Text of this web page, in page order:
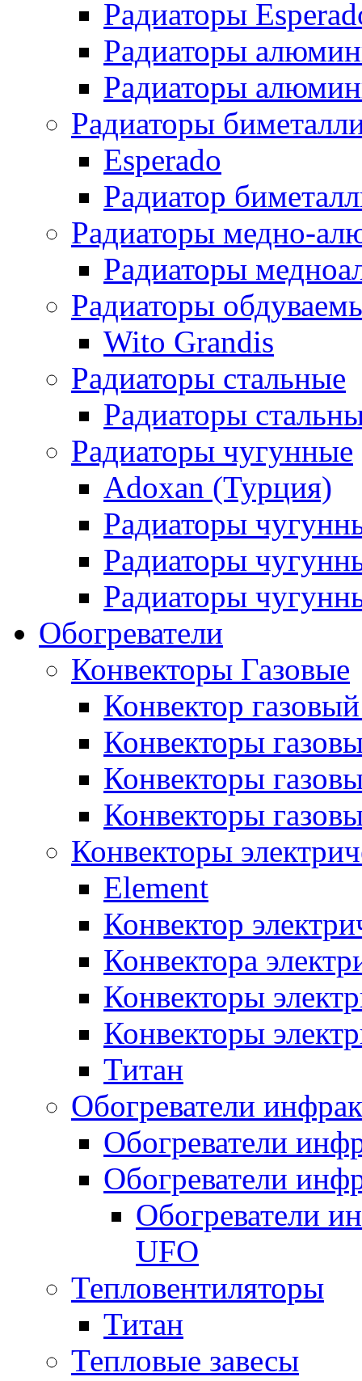
Радиаторы
Радиаторы
Радиаторы
Радиаторы
Esperado
Радиатор
Радиаторы медно-
Радиаторы
Радиаторы
Wito Grandis
Радиаторы стальные
Радиаторы
Радиаторы чугунные
Adoxan (Турция)
Радиаторы
Радиаторы
Радиаторы
Обогреватели
Конвекторы Газовые
Конвектор
Конвекторы
Конвекторы
Конвекторы
Конвекторы
Element
Конвектор
Конвектора
Конвекторы
Конвекторы
Титан
Обогреватели
Обогреватели
Обогреватели
Обогреватели
UFO
Тепловентиляторы
Титан
Тепловые завесы